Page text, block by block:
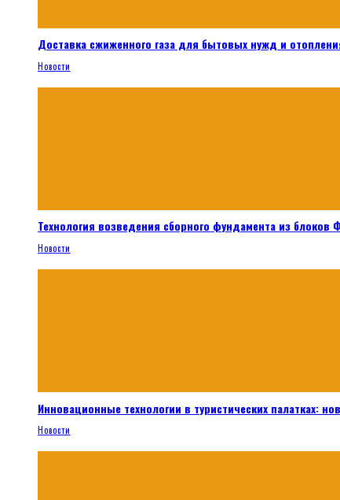
Доставка сжиженного газа для бытовых нужд и
Новости
Технология возведения сборного фундамента из блоков
Новости
Инновационные технологии в туристических палатках:
Новости